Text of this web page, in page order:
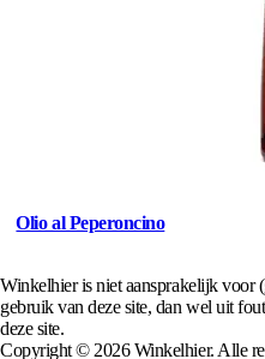
Olio al Peperoncino
Winkelhier is niet aansprakelijk voor
gebruik van deze site, dan wel uit
deze site.
Copyright © 2026 Winkelhier. Alle